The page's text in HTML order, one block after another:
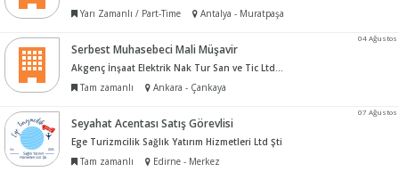
Yarı Zamanlı / Part-Time
Antalya - Muratpaşa
04 Ağustos
Serbest Muhasebeci Mali Müşavir
Akgenç İnşaat Elektrik Nak Tur San ve Tic Ltd Şti
Tam zamanlı
Ankara - Çankaya
07 Ağustos
Seyahat Acentası Satış Görevlisi
Ege Turizmcilik Sağlık Yatırım Hizmetleri Ltd Şti
Tam zamanlı
Edirne - Merkez